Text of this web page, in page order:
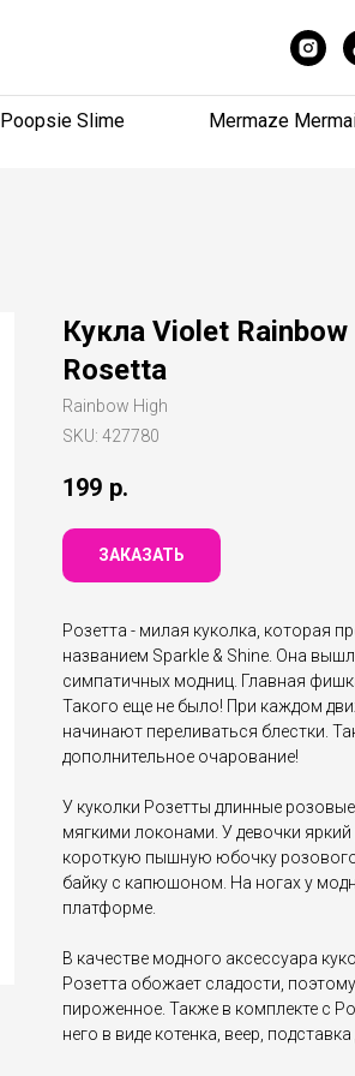
Poopsie Slime Mermaze
Poopsie Slime Mermaze
Кукла Violet
Rosetta
Rainbow High
SKU: 427780
199 р.
ЗАКАЗАТЬ
Розетта - милая куколка, которая
названием Sparkle & Shine. Она
симпатичных модниц. Главная
Такого еще не было! При каждом
начинают переливаться блестки.
дополнительное очарование!
У куколки Розетты длинные
мягкими локонами. У девочки
короткую пышную юбочку
байку с капюшоном. На ногах у
платформе.
В качестве модного аксессуара
Розетта обожает сладости,
пироженное. Также в комплекте с
него в виде котенка, веер,